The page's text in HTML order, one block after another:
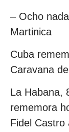
– Ocho
Martinica
Cuba
Caravana
La Habana,
rememora
Fidel Castro